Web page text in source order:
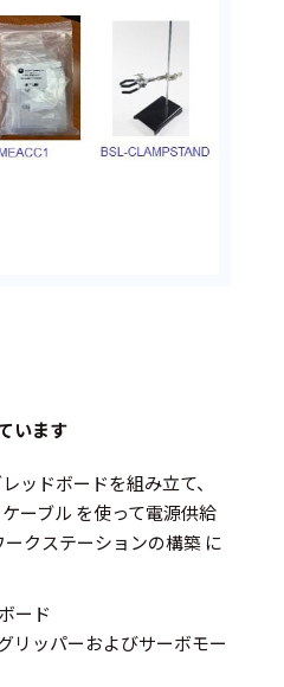
います
ッドボードを組み立て、
ーブル を使って電源供給
クステーションの構築 に
ード
リッパーおよびサーボモー